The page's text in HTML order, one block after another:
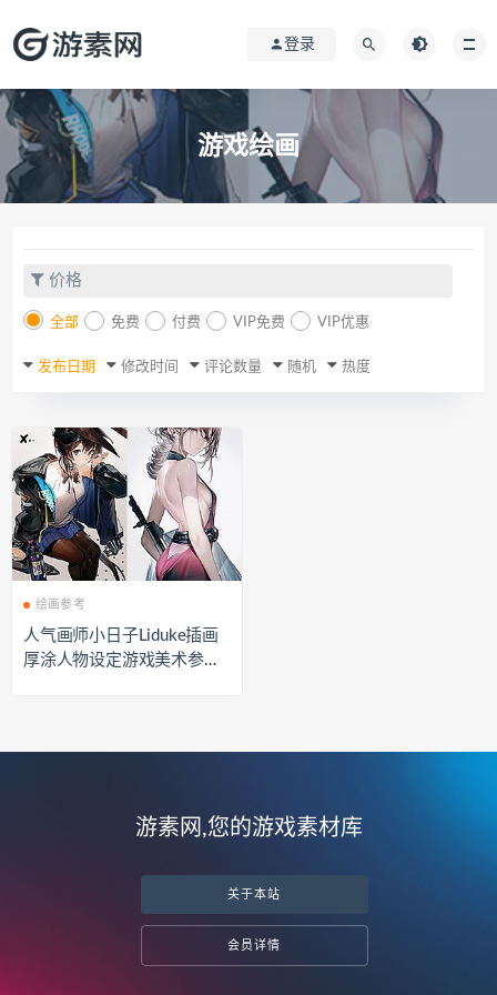
登录
游戏绘画
价格
全部 免费 付费 VIP免费 VIP优惠
发布日期 修改时间 评论数量 随机 热度
绘画参考
人气画师小日子Liduke插画
厚涂人物设定游戏美术参考
游素网,您的游戏素材库
关于本站
会员详情